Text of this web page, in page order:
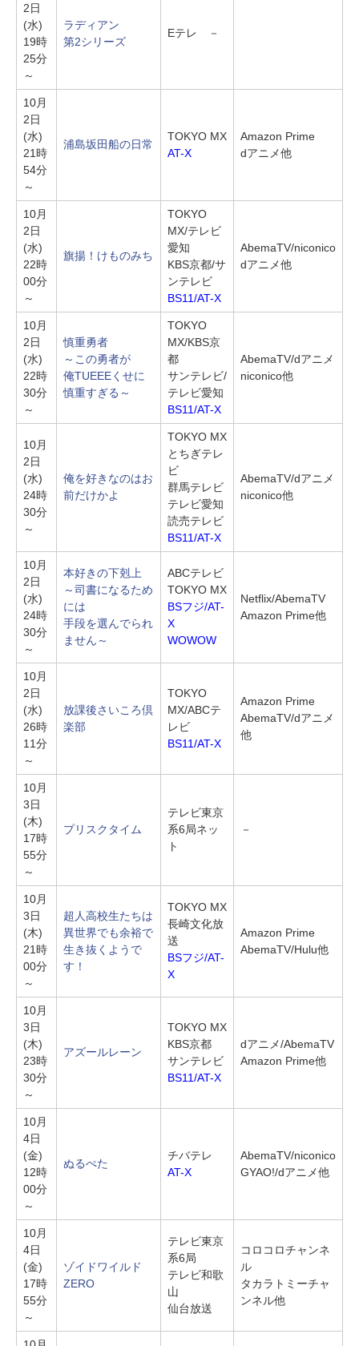
2日
(水)
19時
25分
～
ラディアン
第2シリーズ
Eテレ －
10月
2日
(水)
21時
54分
～
浦島坂田船の日常
TOKYO MX
AT-X
Amazon Prime
dアニメ他
10月
2日
(水)
22時
00分
～
旗揚！けものみち
TOKYO
MX/テレビ
愛知
KBS京都/サ
ンテレビ
BS11/AT-X
AbemaTV/niconico
dアニメ他
10月
2日
(水)
22時
30分
～
慎重勇者
～この勇者が
俺TUEEEくせに
慎重すぎる～
TOKYO
MX/KBS京
都
サンテレビ/
テレビ愛知
BS11/AT-X
AbemaTV/dアニメ
niconico他
10月
2日
(水)
24時
30分
～
俺を好きなのはお
前だけかよ
TOKYO MX
とちぎテレ
ビ
群馬テレビ
テレビ愛知
読売テレビ
BS11/AT-X
AbemaTV/dアニメ
niconico他
10月
2日
(水)
24時
30分
～
本好きの下剋上
～司書になるため
には
手段を選んでられ
ません～
ABCテレビ
TOKYO MX
BSフジ/AT-
X
WOWOW
Netflix/AbemaTV
Amazon Prime他
10月
2日
(水)
26時
11分
～
放課後さいころ倶
楽部
TOKYO
MX/ABCテ
レビ
BS11/AT-X
Amazon Prime
AbemaTV/dアニメ
他
10月
3日
(木)
17時
55分
～
プリスクタイム
テレビ東京
系6局ネッ
ト
－
10月
3日
(木)
21時
00分
～
超人高校生たちは
異世界でも余裕で
生き抜くようで
す！
TOKYO MX
長崎文化放
送
BSフジ/AT-
X
Amazon Prime
AbemaTV/Hulu他
10月
3日
(木)
23時
30分
～
アズールレーン
TOKYO MX
KBS京都
サンテレビ
BS11/AT-X
dアニメ/AbemaTV
Amazon Prime他
10月
4日
(金)
12時
00分
～
ぬるぺた
チバテレ
AT-X
AbemaTV/niconico
GYAO!/dアニメ他
10月
4日
(金)
17時
55分
～
ゾイドワイルド
ZERO
テレビ東京
系6局
テレビ和歌
山
仙台放送
コロコロチャンネ
ル
タカラトミーチャ
ンネル他